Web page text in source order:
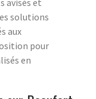
solutions
aux
pour
en